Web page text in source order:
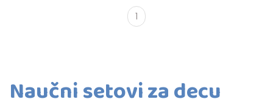
1
Naučni setovi za decu